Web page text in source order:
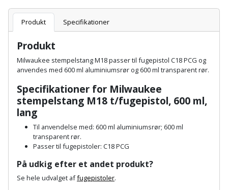
Hardieplank
brædder
Hemsestige
Isolering
Komposit
terrassebrædder
Lecablokke
og
fundablokke
Glasløfter
Glasskærer
Hæftepistol
og
hammer
Hammer
Høvl
Kiler
Bordrundsav
Bore-
og
skruemaskine
Borehammer
Boremaskinetilbehør
Detektor
Diamantskæremaskine
Diamantslibertilbehør
kædesav
tilbehør
Pælebor
Plæneklipper
Plæneklipper
tilbehør
Robotplæneklipper
Robotplæneklipper
tilbehør
Damprengøring
Dørmåtte
Dørrist
Drivhus
Drivhustilbehør
Elartikler
Flagstænger
Produkt Specifikationer
Produkt
Milwaukee stempelstang M18 passer til fugepistol C18 PCG og
anvendes med 600 ml aluminiumsrør og 600 ml transparent rør.
Specifikationer for Milwaukee
stempelstang M18 t/fugepistol, 600 ml,
lang
Til anvendelse med: 600 ml aluminiumsrør; 600 ml
transparent rør.
Passer til fugepistoler: C18 PCG
På udkig efter et andet produkt?
Se hele udvalget affugepistoler.